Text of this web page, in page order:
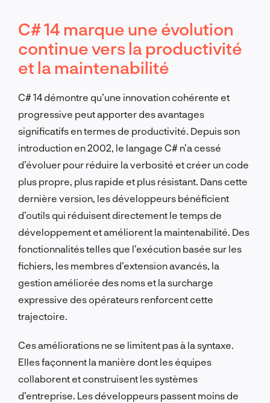
C# 14 marque une évolution
continue vers la productivité
et la maintenabilité
C# 14 démontre qu’une innovation cohérente et
progressive peut apporter des avantages
significatifs en termes de productivité. Depuis son
introduction en 2002, le langage C# n’a cessé
d’évoluer pour réduire la verbosité et créer un code
plus propre, plus rapide et plus résistant. Dans cette
dernière version, les développeurs bénéficient
d’outils qui réduisent directement le temps de
développement et améliorent la maintenabilité. Des
fonctionnalités telles que l’exécution basée sur les
fichiers, les membres d’extension avancés, la
gestion améliorée des noms et la surcharge
expressive des opérateurs renforcent cette
trajectoire.
Ces améliorations ne se limitent pas à la syntaxe.
Elles façonnent la manière dont les équipes
collaborent et construisent les systèmes
d’entreprise. Les développeurs passent moins de